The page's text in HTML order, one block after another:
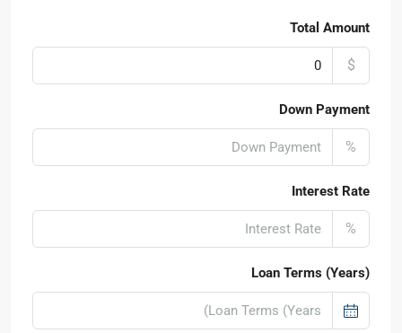
Total Amount
$
Down Payment
%
Interest Rate
%
Loan Terms (Years)